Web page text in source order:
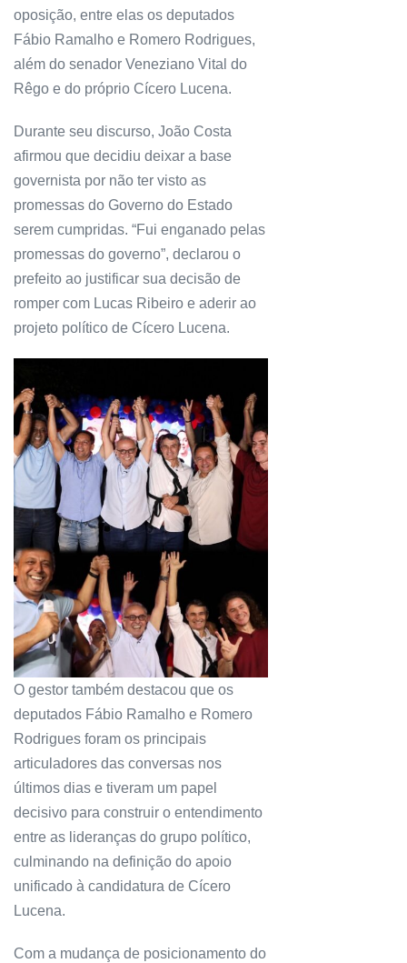
oposição, entre elas os deputados
Fábio Ramalho e Romero Rodrigues,
além do senador Veneziano Vital do
Rêgo e do próprio Cícero Lucena.
Durante seu discurso, João Costa
afirmou que decidiu deixar a base
governista por não ter visto as
promessas do Governo do Estado
serem cumpridas. “Fui enganado pelas
promessas do governo”, declarou o
prefeito ao justificar sua decisão de
romper com Lucas Ribeiro e aderir ao
projeto político de Cícero Lucena.
O gestor também destacou que os
deputados Fábio Ramalho e Romero
Rodrigues foram os principais
articuladores das conversas nos
últimos dias e tiveram um papel
decisivo para construir o entendimento
entre as lideranças do grupo político,
culminando na definição do apoio
unificado à candidatura de Cícero
Lucena.
Com a mudança de posicionamento do